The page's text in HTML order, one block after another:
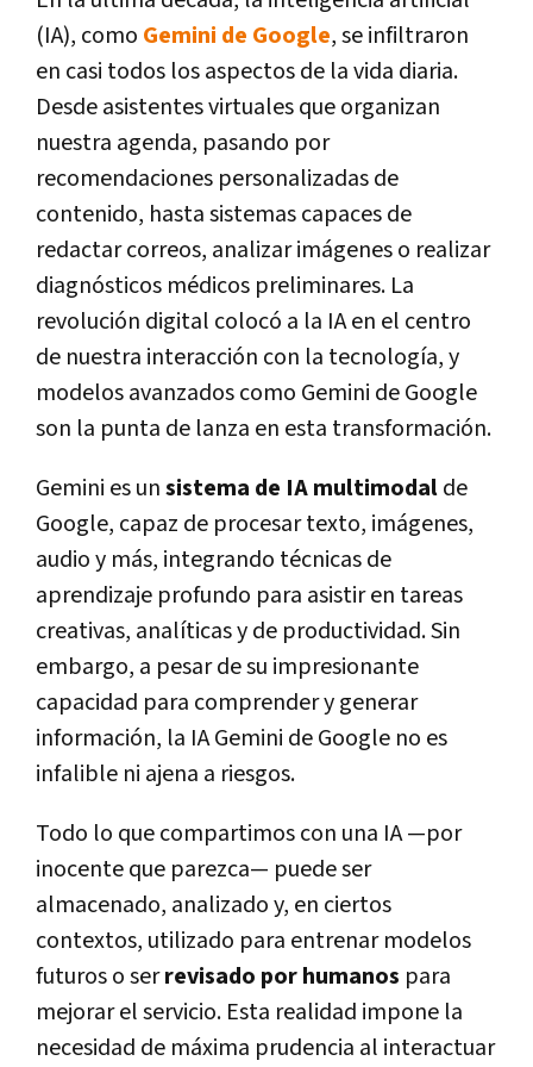
(IA), como Gemini de Google, se infiltraron
en casi todos los aspectos de la vida diaria.
Desde asistentes virtuales que organizan
nuestra agenda, pasando por
recomendaciones personalizadas de
contenido, hasta sistemas capaces de
redactar correos, analizar imágenes o realizar
diagnósticos médicos preliminares. La
revolución digital colocó a la IA en el centro
de nuestra interacción con la tecnología, y
modelos avanzados como Gemini de Google
son la punta de lanza en esta transformación.
Gemini es unsistema de IA multimodalde
Google, capaz de procesar texto, imágenes,
audio y más, integrando técnicas de
aprendizaje profundo para asistir en tareas
creativas, analíticas y de productividad. Sin
embargo, a pesar de su impresionante
capacidad para comprender y generar
información, la IA Gemini de Google no es
infalible ni ajena a riesgos.
Todo lo que compartimos con una IA —por
inocente que parezca— puede ser
almacenado, analizado y, en ciertos
contextos, utilizado para entrenar modelos
futuros o serrevisado por humanos para
mejorar el servicio. Esta realidad impone la
necesidad de máxima prudencia al interactuar